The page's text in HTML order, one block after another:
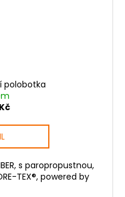
polobotka
s paropropustnou,
TEX®, powered by